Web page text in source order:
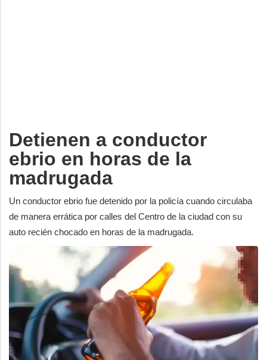
Detienen a conductor
ebrio en horas de la
madrugada
Un conductor ebrio fue detenido por la policía cuando circulaba
de manera errática por calles del Centro de la ciudad con su
auto recién chocado en horas de la madrugada.